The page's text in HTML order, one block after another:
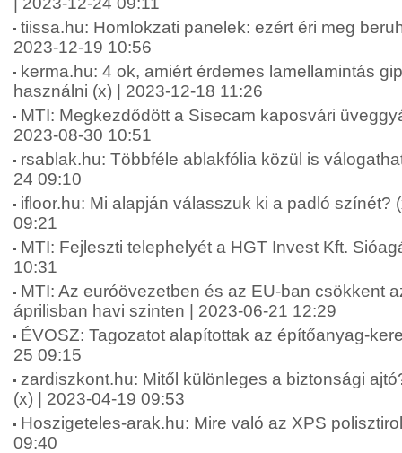
tiissa.hu: Homlokzati panelek: ezért éri meg
2023-12-19 10:56
kerma.hu: 4 ok, amiért érdemes lamellamintás
használni (x) | 2023-12-18 11:26
MTI: Megkezdődött a Sisecam kaposvári
2023-08-30 10:51
rsablak.hu: Többféle ablakfólia közül is
24 09:10
ifloor.hu: Mi alapján válasszuk ki a padló színét?
09:21
MTI: Fejleszti telephelyét a HGT Invest Kft.
10:31
MTI: Az euróövezetben és az EU-ban csökkent
áprilisban havi szinten | 2023-06-21 12:29
ÉVOSZ: Tagozatot alapítottak az építőanyag-
25 09:15
zardiszkont.hu: Mitől különleges a biztonsági
(x) | 2023-04-19 09:53
Hoszigeteles-arak.hu: Mire való az XPS
09:40